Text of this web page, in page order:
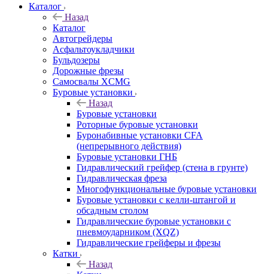
Каталог
Назад
Каталог
Автогрейдеры
Асфальтоукладчики
Бульдозеры
Дорожные фрезы
Самосвалы XCMG
Буровые установки
Назад
Буровые установки
Роторные буровые установки
Буронабивные установки CFA
(непрерывного действия)
Буровые установки ГНБ
Гидравлический грейфер (стена в грунте)
Гидравлическая фреза
Многофункциональные буровые установки
Буровые установки с келли-штангой и
обсадным столом
Гидравлические буровые установки с
пневмоударником (XQZ)
Гидравлические грейферы и фрезы
Катки
Назад